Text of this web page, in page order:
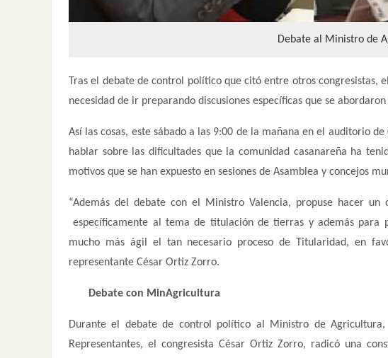
Debate al Ministro de
Tras el debate de control político que citó entre otros congresistas,
necesidad de ir preparando discusiones específicas que se
Así las cosas, este sábado a las 9:00 de la mañana en el auditorio
hablar sobre las dificultades que la comunidad casanareña ha
motivos que se han expuesto en sesiones de Asamblea y concejos
“Además del debate con el Ministro Valencia, propuse hacer
específicamente al tema de titulación de tierras y además para
mucho más ágil el tan necesario proceso de Titularidad, en
representante César Ortiz Zorro.
Debate con MinAgricultura
Durante el debate de control político al Ministro de
Representantes, el congresista César Ortiz Zorro, radicó una